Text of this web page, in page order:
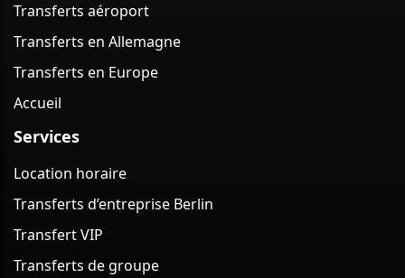
Transferts aéroport
Transferts en Allemagne
Transferts en Europe
Accueil
Services
Location horaire
Transferts d’entreprise Berlin
Transfert VIP
Transferts de groupe